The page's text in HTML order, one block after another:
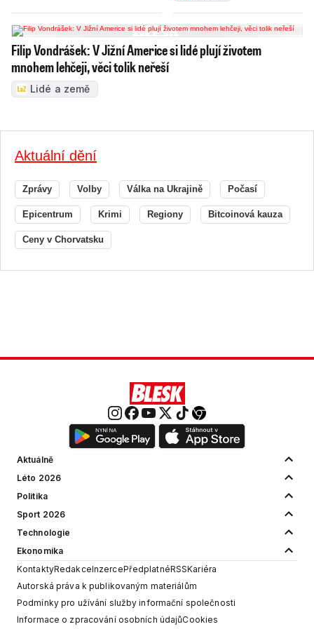
Filip Vondrášek: V Jižní Americe si lidé plují životem
mnohem lehčeji, věci tolik neřeší
Lidé a země
Aktuální dění
Zprávy Volby Válka na Ukrajině Počasí
Epicentrum Krimi Regiony Bitcoinová kauza
Ceny v Chorvatsku
Aktuálně
Léto 2026
Politika
Sport 2026
Technologie
Ekonomika
KontaktyRedakceInzercePředplatnéRSSKariéra
Autorská práva k publikovaným materiálům
Podmínky pro užívání služby informační společnosti
Informace o zpracování osobních údajůCookies